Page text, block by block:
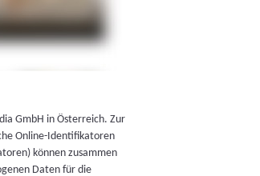
GmbH in Österreich. Zur
Online-Identifikatoren
können zusammen
Daten für die